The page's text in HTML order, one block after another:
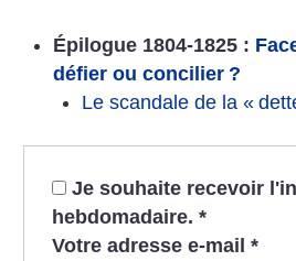
Épilogue 1804-1825 :
défier ou concilier ?
Le scandale de la «
Je souhaite recevoir
hebdomadaire. *
Votre adresse e-mail *